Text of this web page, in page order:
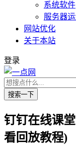
系统软件
服务器
网站优化
关于本站
登录
搜索一下
钉钉在线课
看回放教程)